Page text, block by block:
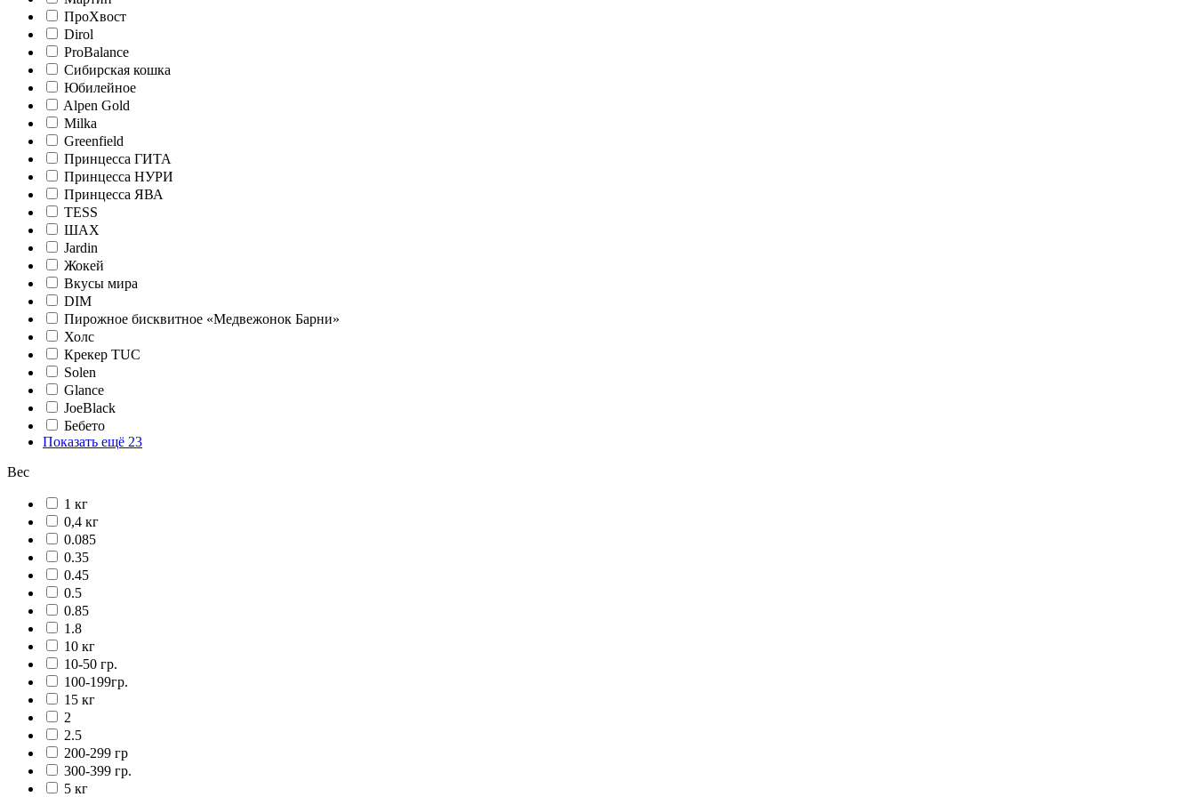
ПроХвост
Dirol
ProBalance
Сибирская кошка
Юбилейное
Alpen Gold
Milka
Greenfield
Принцесса ГИТА
Принцесса НУРИ
Принцесса ЯВА
TESS
ШАХ
Jardin
Жокей
Вкусы мира
DIM
Пирожное бисквитное «Медвежонок Барни»
Холс
Крекер TUC
Solen
Glance
JoeBlack
Бебето
Показать ещё 23
Вес
1 кг
0,4 кг
0.085
0.35
0.45
0.5
0.85
1.8
10 кг
10-50 гр.
100-199гр.
15 кг
2
2.5
200-299 гр
300-399 гр.
5 кг